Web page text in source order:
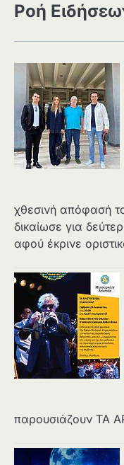
Ροή
χθεσινή απόφασή
δικαίωσε για
αφού έκρινε
παρουσιάζουν ΤΑ